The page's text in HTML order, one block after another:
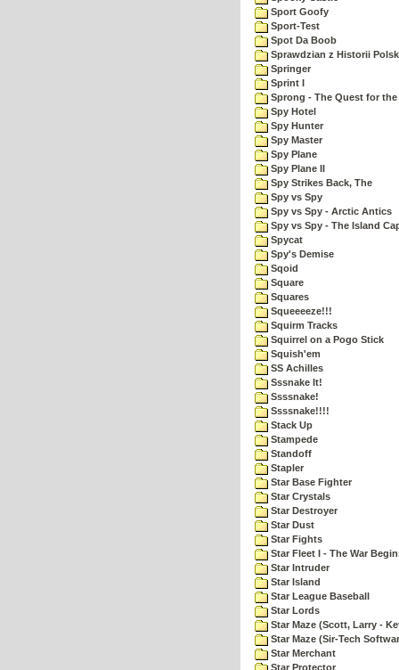
Sport Goofy
Sport-Test
Spot Da Boob
Sprawdzian z Historii
Springer
Sprint I
Sprong - The Quest for
Spy Hotel
Spy Hunter
Spy Master
Spy Plane
Spy Plane II
Spy Strikes Back, The
Spy vs Spy
Spy vs Spy - Arctic Antics
Spy vs Spy - The Island
Spycat
Spy's Demise
Sqoid
Square
Squares
Squeeeeze!!!
Squirm Tracks
Squirrel on a Pogo Stick
Squish'em
SS Achilles
Sssnake It!
Ssssnake!
Ssssnake!!!!
Stack Up
Stampede
Standoff
Stapler
Star Base Fighter
Star Crystals
Star Destroyer
Star Dust
Star Fights
Star Fleet I - The War
Star Intruder
Star Island
Star League Baseball
Star Lords
Star Maze (Scott, Larry -
Star Maze (Sir-Tech
Star Merchant
Star Protector